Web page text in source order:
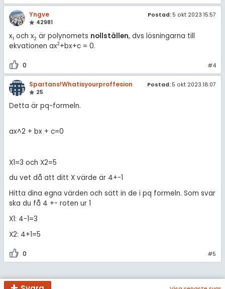
Yngve
42981
Postad: 5 okt 2023 15:57
x1 och x2 är polynomets nollställen, dvs lösningarna till
ekvationen ax2+bx+c = 0.
0 #4
Spartans!Whatisyourproffesion
25
Postad: 5 okt 2023 18:07
Detta är pq-formeln.
ax^2 + bx + c=0
X1=3 och X2=5
du vet då att ditt X värde är 4+-1
Hitta dina egna värden och sätt in de i pq formeln. Som svar
ska du få 4 +- roten ur 1
X1: 4-1=3
X2: 4+1=5
0 #5